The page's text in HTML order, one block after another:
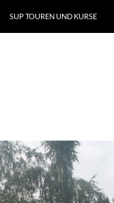
SUP TOUREN UND KURSE